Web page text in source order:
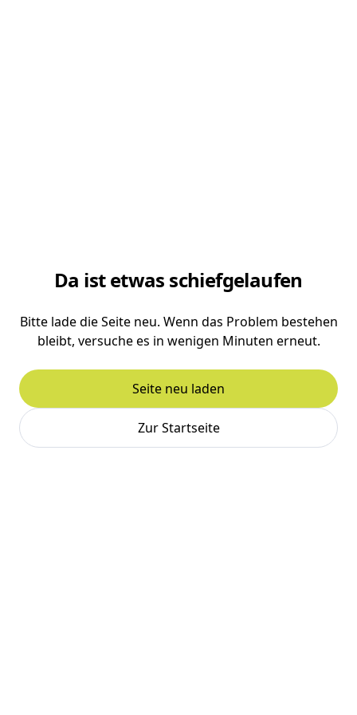
Da ist etwas schiefgelaufen
Bitte lade die Seite neu. Wenn das Problem bestehen
bleibt, versuche es in wenigen Minuten erneut.
Seite neu laden
Zur Startseite